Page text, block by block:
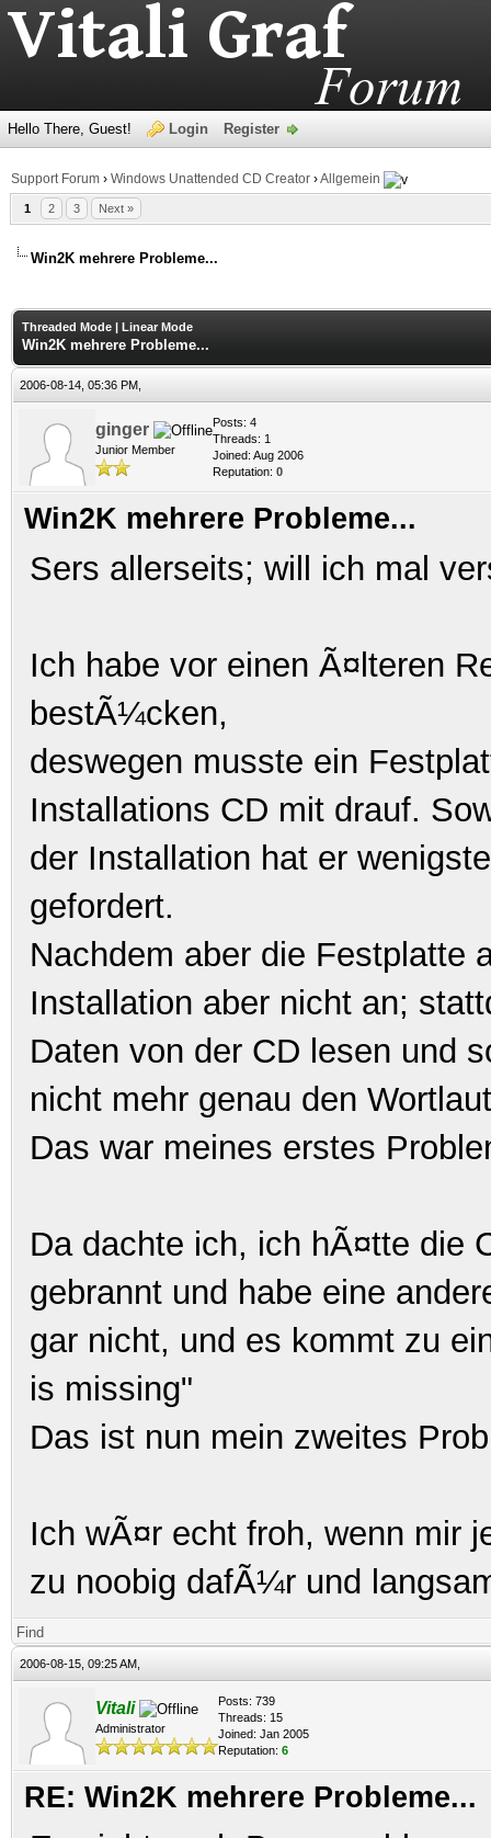
Hello There, Guest! Login Register
Support Forum › Windows Unattended CD Creator ›Allgemein
1 2 3 Next »
Win2K mehrere Probleme...
Threaded Mode | Linear Mode
Win2K mehrere Probleme...
2006-08-14, 05:36 PM,
ginger
Junior Member
Posts: 4
Threads: 1
Joined: Aug 2006
Reputation: 0
Win2K mehrere Probleme...
Sers allerseits; will ich mal
Ich habe vor einen Ã¤lteren
bestÃ¼cken,
deswegen musste ein
Installations CD mit drauf.
der Installation hat er
gefordert.
Nachdem aber die Festplatte
Installation aber nicht an;
Daten von der CD lesen und
nicht mehr genau den
Das war meines erstes
Da dachte ich, ich hÃ¤tte die
gebrannt und habe eine
gar nicht, und es kommt zu
is missing"
Das ist nun mein zweites
Ich wÃ¤r echt froh, wenn mir
zu noobig dafÃ¼r und
Find
2006-08-15, 09:25 AM,
Vitali
Administrator
Posts: 739
Threads: 15
Joined: Jan 2005
Reputation: 6
RE: Win2K mehrere Probleme...